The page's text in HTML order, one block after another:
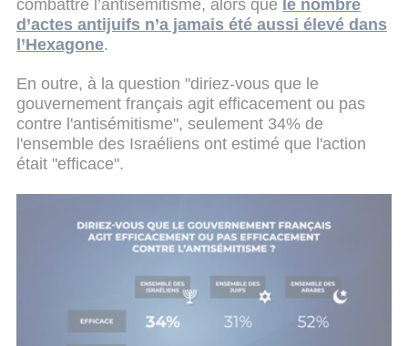
combattre l’antisémitisme, alors que le nombre
d’actes antijuifs n’a jamais été aussi élevé dans
l’Hexagone.
En outre, à la question "diriez-vous que le
gouvernement français agit efficacement ou pas
contre l'antisémitisme", seulement 34% de
l'ensemble des Israéliens ont estimé que l'action
était "efficace".